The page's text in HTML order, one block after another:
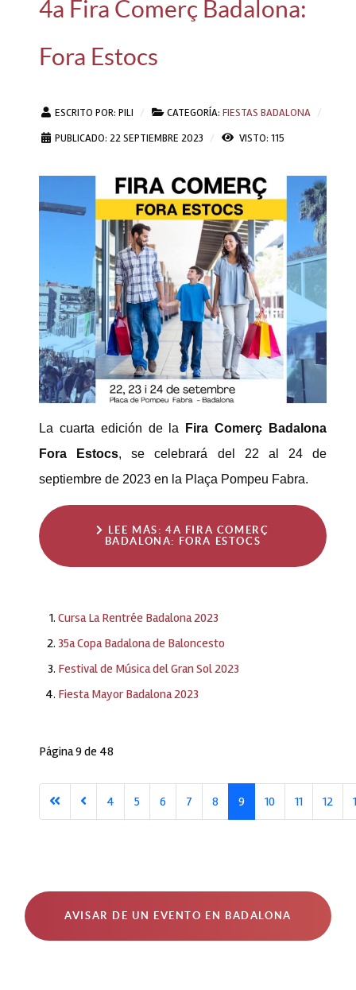
4a Fira Comerç Badalona:
Fora Estocs
ESCRITO POR: PILI CATEGORÍA: FIESTAS BADALONA
PUBLICADO: 22 SEPTIEMBRE 2023
VISTO: 115
La cuarta edición de la
Fira Comerç Badalona
Fora Estocs, se celebrará del 22 al 24 de
septiembre de 2023 en la Plaça Pompeu Fabra.
LEE MÁS: 4A FIRA COMERÇ
BADALONA: FORA ESTOCS
Cursa La Rentrée Badalona 2023
35a Copa Badalona de Baloncesto
Festival de Música del Gran Sol 2023
Fiesta Mayor Badalona 2023
Página 9 de 48
4 5 6 7 8 9 10 11 12
AVISAR DE UN EVENTO EN BADALONA